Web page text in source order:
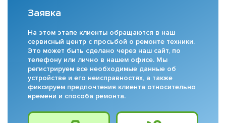
Заявка
На этом этапе клиенты обращаются в наш
сервисный центр с просьбой о ремонте техники.
Это может быть сделано через наш сайт, по
телефону или лично в нашем офисе. Мы
регистрируем все необходимые данные об
устройстве и его неисправностях, а также
фиксируем предпочтения клиента относительно
времени и способа ремонта.